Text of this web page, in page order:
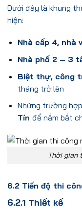
Dưới đây là khung
hiện:
Nhà cấp 4, nhà
Nhà phố 2 – 3
Biệt thự, công
tháng trở lên
Những trường
Tín để nắm bắt
Thời gian
6.2 Tiến độ thi
6.2.1 Thiết kế